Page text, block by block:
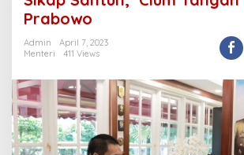
o
t
o
A
r
i
o
Prabowo
Admin
April 7, 2023
Menteri
411 Views